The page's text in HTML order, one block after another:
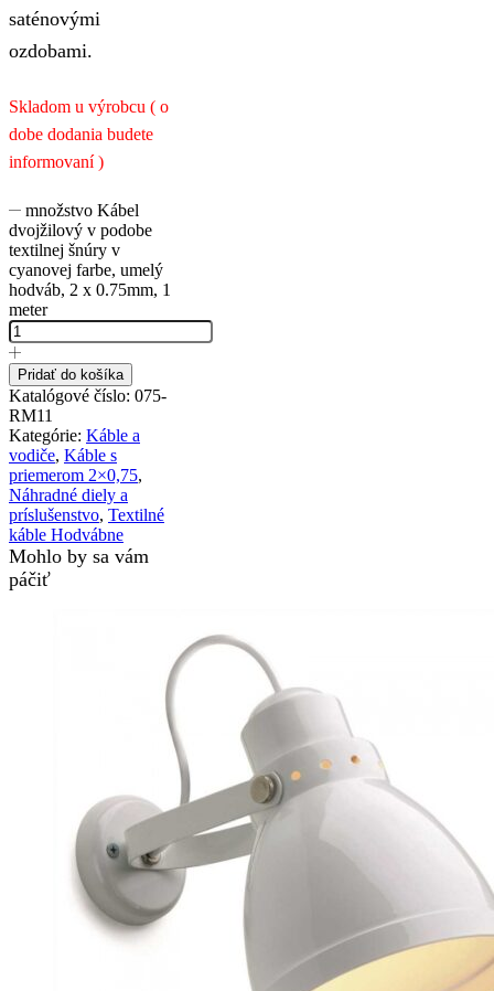
saténovými
ozdobami.
Skladom u výrobcu ( o
dobe dodania budete
informovaní )
množstvo Kábel
dvojžilový v podobe
textilnej šnúry v
cyanovej farbe, umelý
hodváb, 2 x 0.75mm, 1
meter
Pridať do košíka
Katalógové číslo: 075-
RM11
Kategórie: Káble a
vodiče, Káble s
priemerom 2×0,75,
Náhradné diely a
príslušenstvo, Textilné
káble Hodvábne
Mohlo by sa vám
páčiť